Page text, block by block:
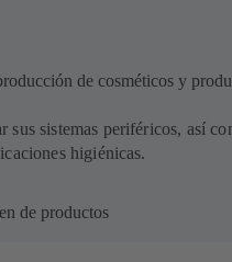
de cosméticos y
sus sistemas periféricos, así
higiénicas.
de productos